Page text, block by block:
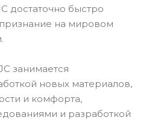
достаточно быстро
на мировом
занимается
новых материалов,
и комфорта,
и разработкой